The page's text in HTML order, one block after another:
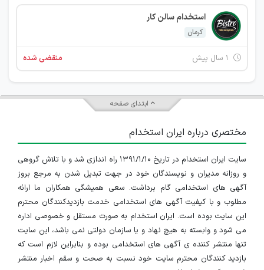
استخدام سالن کار
کرمان
منقضی شده
ابتدای صفحه
مختصری درباره ایران استخدام
سایت ایران استخدام در تاریخ ۱۳۹۱/۱/۱۰ راه اندازی شد و با تلاش گروهی
و روزانه مدیران و نویسندگان خود در جهت تبدیل شدن به مرجع بروز
آگهی های استخدامی گام برداشت. سعی همیشگی همکاران ما ارائه
مطلوب و با کیفیت آگهی های استخدامی خدمت بازدیدکنندگان محترم
این سایت بوده است. ایران استخدام به صورت مستقل و خصوصی اداره
می شود و وابسته به هیچ نهاد و یا سازمان دولتی نمی باشد، این سایت
تنها منتشر کننده ی آگهی های استخدامی بوده و بنابراین لازم است که
بازدید کنندگان محترم سایت خود نسبت به صحت و سقم اخبار منتشر